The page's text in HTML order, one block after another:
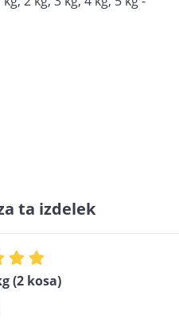
ta izdelek
(2 kosa)